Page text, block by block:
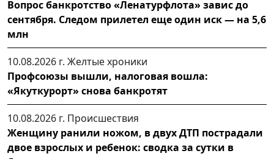
Вопрос банкротство «Ленатурфлота» завис до
сентября. Следом прилетел еще один иск — на 5,6
млн
10.08.2026 г. Желтые хроники
Профсоюзы вышли, налоговая вошла:
«Якуткурорт» снова банкротят
10.08.2026 г. Происшествия
Женщину ранили ножом, в двух ДТП пострадали
двое взрослых и ребенок: сводка за сутки в